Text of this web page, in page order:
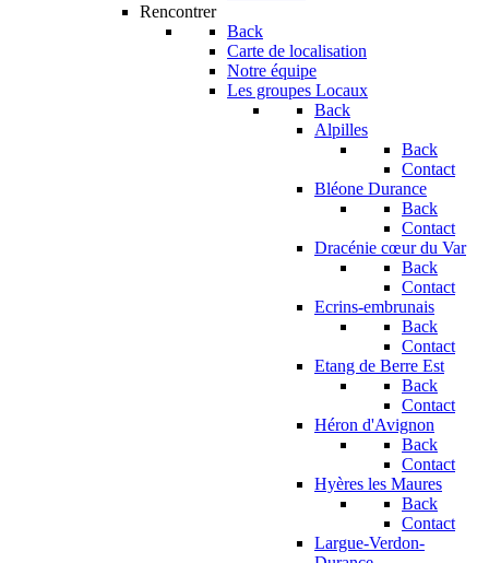
Rencontrer
Back
Carte de localisation
Notre équipe
Les groupes Locaux
Back
Alpilles
Back
Contact
Bléone Durance
Back
Contact
Dracénie cœur du Var
Back
Contact
Ecrins-embrunais
Back
Contact
Etang de Berre Est
Back
Contact
Héron d'Avignon
Back
Contact
Hyères les Maures
Back
Contact
Largue-Verdon-